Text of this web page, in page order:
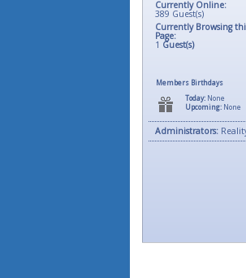
Currently Online:
389 Guest(s)
Currently Browsing
Page:
1 Guest(s)
Members Birthdays
Today: None
Upcoming: None
Administrators: